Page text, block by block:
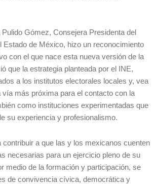
Gómez, Consejera Presidenta del
Estado de México, hizo un reconocimiento
con el que nace esta nueva versión de la
que la estrategia planteada por el INE,
a los institutos electorales locales y, vea
vía más próxima para el contacto con la
como instituciones experimentadas que
su experiencia y profesionalismo.
contribuir a que las y los mexicanos cuenten
necesarias para un ejercicio pleno de su
medio de la formación y participación, se
de convivencia cívica, democrática y